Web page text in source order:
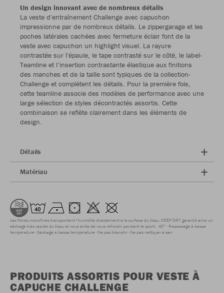
Un design innovant avec de nombreux détails
La veste d'entraînement Challenge avec capuchon
impressionne par de nombreux détails. Le zippergarage et les
poches latérales cachées avec fermeture éclair font de la
veste avec capuchon un highlight visuel. La rayure
contrastée sur l'épaule, le tape contrasté sur le côté, le label-
Teamline et l’insertion contrastante élastique aux finitions
des manches et de la taille sont typiques de la collection-
Challenge et complètent les détails. Pour la première fois,
cette teamline associe des modèles de performance avec une
large sélection de styles décontractés assortis. Cette
combinaison se reflète clairement dans les éléments de
design.
Détails
Matériau
Les fibres microfines transportent l'humidité directement à la surface du tissu. KEEP DRY garantit ainsi un
séchage très rapide du tissu et vous évite de vous refroidir pendant le sport. 40° Repassage à basse
température Séchage à basse température Ne pas blanchir Ne pas nettoyer à sec
PRODUITS ASSORTIS POUR VESTE À
CAPUCHE CHALLENGE